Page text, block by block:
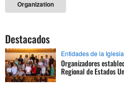
Organization
Destacados
Entidades de la Iglesia
Organizadores
Regional de Estados